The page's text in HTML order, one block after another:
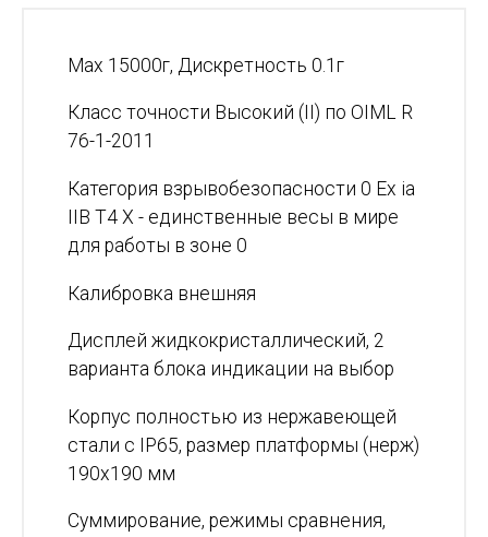
Max 15000г, Дискретность 0.1г
Класс точности Высокий (II) по OIML R
76-1-2011
Категория взрывобезопасности 0 Ex ia
IIB T4 X - единственные весы в мире
для работы в зоне 0
Калибровка внешняя
Дисплей жидкокристаллический, 2
варианта блока индикации на выбор
Корпус полностью из нержавеющей
стали с IP65, размер платформы (нерж)
190х190 мм
Суммирование, режимы сравнения,